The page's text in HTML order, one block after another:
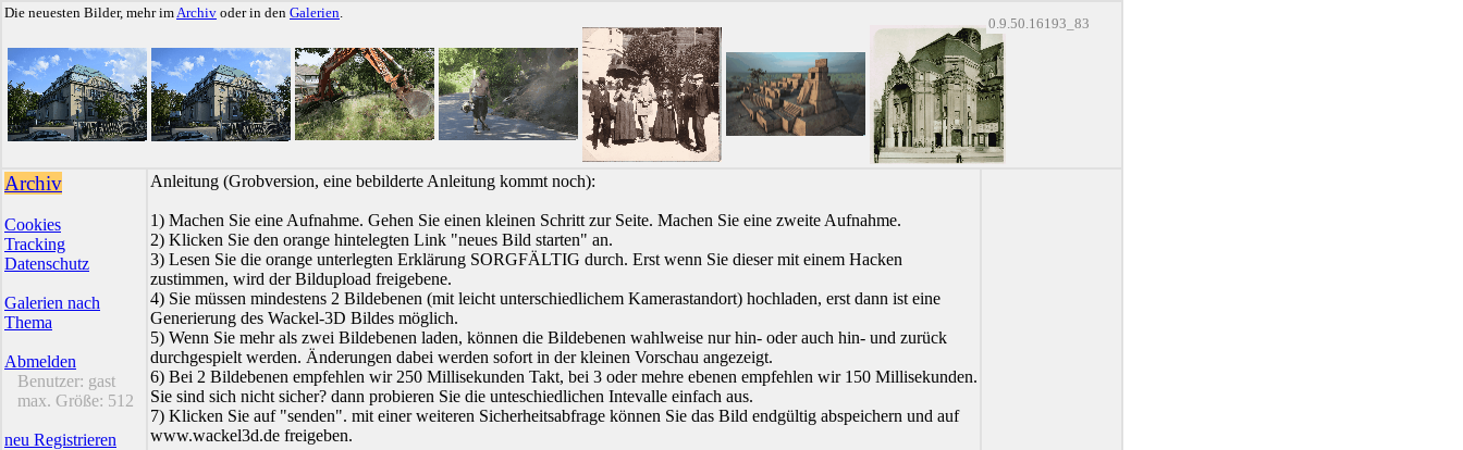
Die neuesten Bilder, mehr imArchiv oder in den Galerien.
0.9.50.16193_83
Archiv
Cookies
Tracking
Datenschutz
Galerien nach
Thema
Abmelden
Benutzer: gast
max. Größe: 512
neu Registrieren
Anleitung (Grobversion, eine bebilderte Anleitung kommt noch):
1) Machen Sie eine Aufnahme. Gehen Sie einen kleinen Schritt zur Seite. Machen Sie eine zweite Aufnahme.
2) Klicken Sie den orange hintelegten Link "neues Bild starten" an.
3) Lesen Sie die orange unterlegten Erklärung SORGFÄLTIG durch. Erst wenn Sie dieser mit einem Hacken
zustimmen, wird der Bildupload freigebene.
4) Sie müssen mindestens 2 Bildebenen (mit leicht unterschiedlichem Kamerastandort) hochladen, erst dann ist eine
Generierung des Wackel-3D Bildes möglich.
5) Wenn Sie mehr als zwei Bildebenen laden, können die Bildebenen wahlweise nur hin- oder auch hin- und zurück
durchgespielt werden. Änderungen dabei werden sofort in der kleinen Vorschau angezeigt.
6) Bei 2 Bildebenen empfehlen wir 250 Millisekunden Takt, bei 3 oder mehre ebenen empfehlen wir 150 Millisekunden.
Sie sind sich nicht sicher? dann probieren Sie die unteschiedlichen Intevalle einfach aus.
7) Klicken Sie auf "senden". mit einer weiteren Sicherheitsabfrage können Sie das Bild endgültig abspeichern und auf
www.wackel3d.de freigeben.